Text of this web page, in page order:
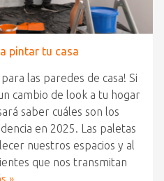
pintar tu casa
las paredes de casa! Si
cambio de look a tu hogar
saber cuáles son los
en 2025. Las paletas
nuestros espacios y al
que nos transmitan